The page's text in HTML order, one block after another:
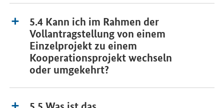
5.4 Kann ich im Rahmen der
Vollantragstellung von einem
Einzelprojekt zu einem
Kooperationsprojekt wechseln
oder umgekehrt?